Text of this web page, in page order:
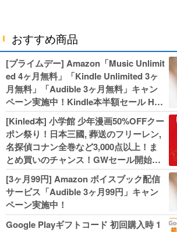
おすすめ商品
[プライムデー] Amazon「Music Unlimit
ed 4ヶ月無料」「Kindle Unlimited 3ヶ
月無料」「Audible 3ヶ月無料」キャン
ペーン実施中！Kindle本半額セール HU
NTER×HUNTERなど集英社、無職転生,
幼女戦記などKADOKAWA、キャプテン
翼100円セールも！
[Kinled本] 小学館 少年漫画50%OFFクー
ポン祭り！日本三國, 葬送のフリーレン,
名探偵コナン全巻など3,000点以上！ま
とめ買いのチャンス！GWセール開始！
人気コミック多数 カドカワ祭やIT関連本
がセールに！
[3ヶ月99円] Amazon ボイスブック配信
サービス「Audible 3ヶ月99円」キャン
ペーン実施中！
Google Playギフトコード 初回購入時 1